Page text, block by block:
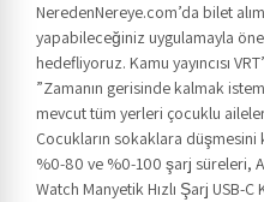
NeredenNereye.com’da bilet
yapabileceğiniz uygulamayla
hedefliyoruz. Kamu yayıncısı
”Zamanın gerisinde kalmak
mevcut tüm yerleri çocuklu
Çocukların sokaklara
%0‐80 ve %0‐100 şarj süreleri,
Watch Manyetik Hızlı Şarj USB-